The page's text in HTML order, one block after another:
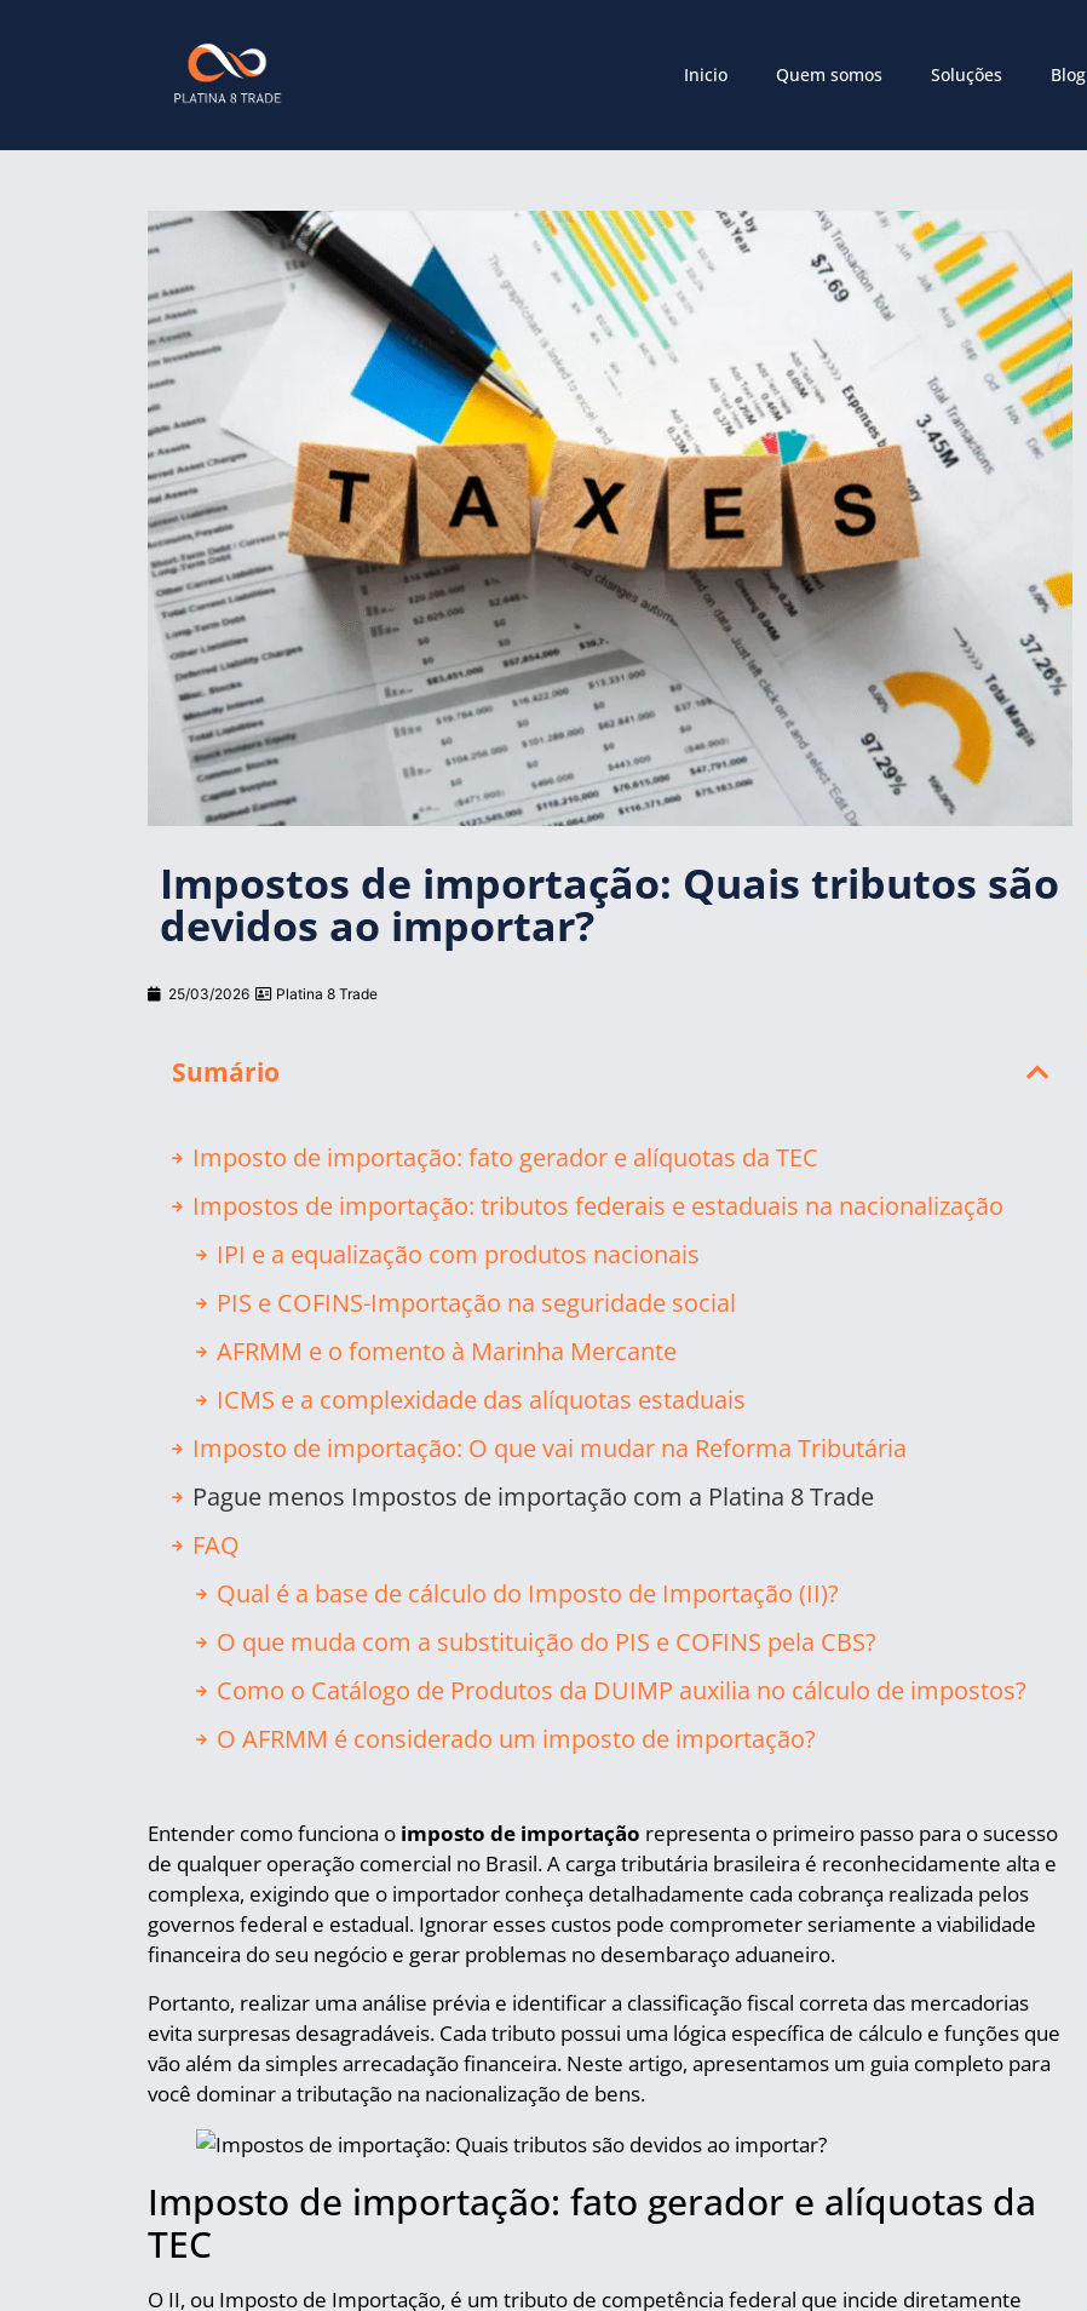
Inicio Quem somos Soluções Blog
Impostos de importação: Quais tributos são
devidos ao importar?
25/03/2026 Platina 8 Trade
Sumário
Imposto de importação: fato gerador e alíquotas da TEC
Impostos de importação: tributos federais e estaduais na nacionalização
IPI e a equalização com produtos nacionais
PIS e COFINS-Importação na seguridade social
AFRMM e o fomento à Marinha Mercante
ICMS e a complexidade das alíquotas estaduais
Imposto de importação: O que vai mudar na Reforma Tributária
Pague menos Impostos de importação com a Platina 8 Trade
FAQ
Qual é a base de cálculo do Imposto de Importação (II)?
O que muda com a substituição do PIS e COFINS pela CBS?
Como o Catálogo de Produtos da DUIMP auxilia no cálculo de impostos?
O AFRMM é considerado um imposto de importação?
Entender como funciona o imposto de importação representa o primeiro passo para o sucesso
de qualquer operação comercial no Brasil. A carga tributária brasileira é reconhecidamente alta e
complexa, exigindo que o importador conheça detalhadamente cada cobrança realizada pelos
governos federal e estadual. Ignorar esses custos pode comprometer seriamente a viabilidade
financeira do seu negócio e gerar problemas no desembaraço aduaneiro.
Portanto, realizar uma análise prévia e identificar a classificação fiscal correta das mercadorias
evita surpresas desagradáveis. Cada tributo possui uma lógica específica de cálculo e funções que
vão além da simples arrecadação financeira. Neste artigo, apresentamos um guia completo para
você dominar a tributação na nacionalização de bens.
Imposto de importação: fato gerador e alíquotas da
TEC
O II, ou Imposto de Importação, é um tributo de competência federal que incide diretamente